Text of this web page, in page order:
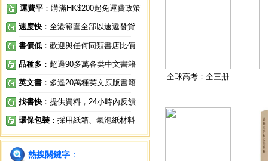
運費平 ：購滿HK$200起免運費政策
速度快 ：全港範圍全部以速遞發貨
書價低 ：歡迎與任何同類書店比價
品種多 ：超過90多萬各类中文書籍
英文書 ：多達20萬種英文原版書籍
找書快 ：提供資料，24小時內反饋
環保包裝 ：採用紙箱、氣泡紙材料
熱搜關鍵字 ：
全球高考：全三册